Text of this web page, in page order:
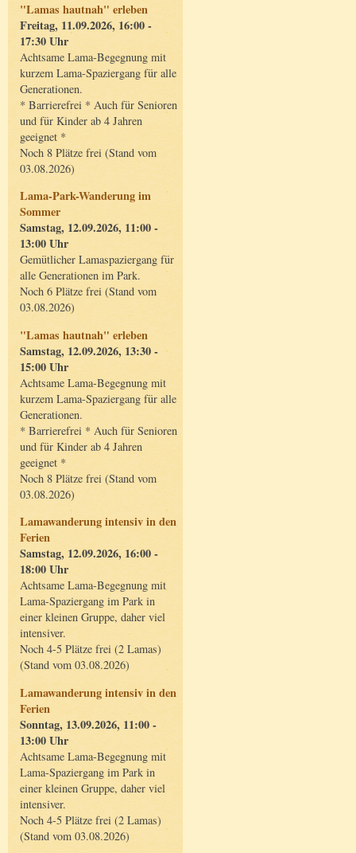
"Lamas hautnah" erleben
Freitag, 11.09.2026, 16:00 -
17:30 Uhr
Achtsame Lama-Begegnung mit
kurzem Lama-Spaziergang für alle
Generationen.
* Barrierefrei * Auch für Senioren
und für Kinder ab 4 Jahren
geeignet *
Noch 8 Plätze frei (Stand vom
03.08.2026)
Lama-Park-Wanderung im
Sommer
Samstag, 12.09.2026, 11:00 -
13:00 Uhr
Gemütlicher Lamaspaziergang für
alle Generationen im Park.
Noch 6 Plätze frei (Stand vom
03.08.2026)
"Lamas hautnah" erleben
Samstag, 12.09.2026, 13:30 -
15:00 Uhr
Achtsame Lama-Begegnung mit
kurzem Lama-Spaziergang für alle
Generationen.
* Barrierefrei * Auch für Senioren
und für Kinder ab 4 Jahren
geeignet *
Noch 8 Plätze frei (Stand vom
03.08.2026)
Lamawanderung intensiv in den
Ferien
Samstag, 12.09.2026, 16:00 -
18:00 Uhr
Achtsame Lama-Begegnung mit
Lama-Spaziergang im Park in
einer kleinen Gruppe, daher viel
intensiver.
Noch 4-5 Plätze frei (2 Lamas)
(Stand vom 03.08.2026)
Lamawanderung intensiv in den
Ferien
Sonntag, 13.09.2026, 11:00 -
13:00 Uhr
Achtsame Lama-Begegnung mit
Lama-Spaziergang im Park in
einer kleinen Gruppe, daher viel
intensiver.
Noch 4-5 Plätze frei (2 Lamas)
(Stand vom 03.08.2026)